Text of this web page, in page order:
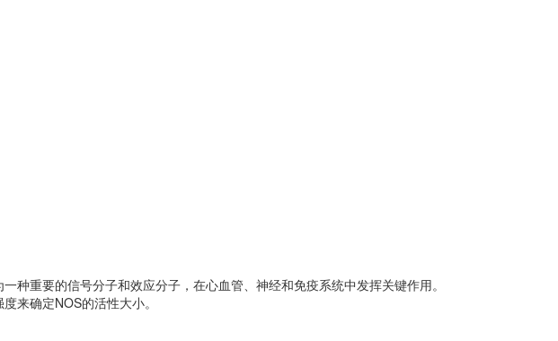
重要的信号分子和效应分子，在心血管、神经和免疫系统中发挥关键作用。
来确定NOS的活性大小。